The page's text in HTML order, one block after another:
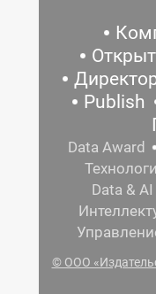
Publish
Data Award
Data & AI
© ООО